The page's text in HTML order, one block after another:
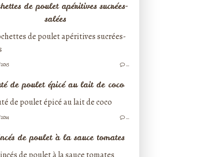
de poulet apéritives sucrées-
salées
…
de poulet épicé au lait de coco
…
de poulet à la sauce tomates